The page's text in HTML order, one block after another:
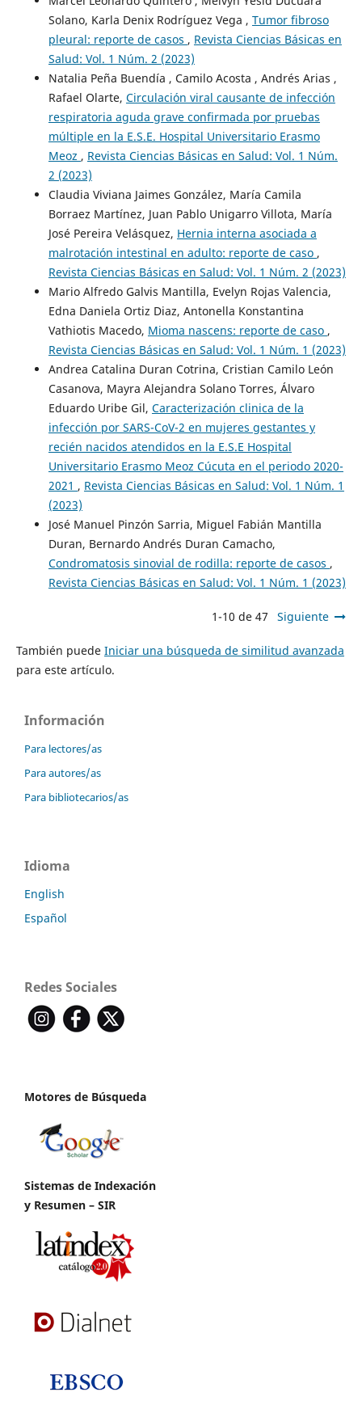
Solano, Karla Denix Rodríguez Vega , Tumor fibroso
pleural: reporte de casos , Revista Ciencias Básicas en
Salud: Vol. 1 Núm. 2 (2023)
Natalia Peña Buendía , Camilo Acosta , Andrés Arias ,
Rafael Olarte, Circulación viral causante de infección
respiratoria aguda grave confirmada por pruebas
múltiple en la E.S.E. Hospital Universitario Erasmo
Meoz , Revista Ciencias Básicas en Salud: Vol. 1 Núm.
2 (2023)
Claudia Viviana Jaimes González, María Camila
Borraez Martínez, Juan Pablo Unigarro Villota, María
José Pereira Velásquez, Hernia interna asociada a
malrotación intestinal en adulto: reporte de caso ,
Revista Ciencias Básicas en Salud: Vol. 1 Núm. 2 (2023)
Mario Alfredo Galvis Mantilla, Evelyn Rojas Valencia,
Edna Daniela Ortiz Diaz, Antonella Konstantina
Vathiotis Macedo, Mioma nascens: reporte de caso ,
Revista Ciencias Básicas en Salud: Vol. 1 Núm. 1 (2023)
Andrea Catalina Duran Cotrina, Cristian Camilo León
Casanova, Mayra Alejandra Solano Torres, Álvaro
Eduardo Uribe Gil, Caracterización clinica de la
infección por SARS-CoV-2 en mujeres gestantes y
recién nacidos atendidos en la E.S.E Hospital
Universitario Erasmo Meoz Cúcuta en el periodo 2020-
2021 , Revista Ciencias Básicas en Salud: Vol. 1 Núm. 1
(2023)
José Manuel Pinzón Sarria, Miguel Fabián Mantilla
Duran, Bernardo Andrés Duran Camacho,
Condromatosis sinovial de rodilla: reporte de casos ,
Revista Ciencias Básicas en Salud: Vol. 1 Núm. 1 (2023)
1-10 de 47 Siguiente
También puede Iniciar una búsqueda de similitud avanzada
para este artículo.
Información
Para lectores/as
Para autores/as
Para bibliotecarios/as
Idioma
English
Español
Redes Sociales
Motores de Búsqueda
Sistemas de Indexación
y Resumen – SIR